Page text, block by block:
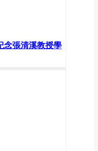
念張清溪教授學